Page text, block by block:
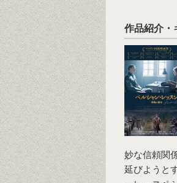
作品紹介・
妙な信頼関
延びようと